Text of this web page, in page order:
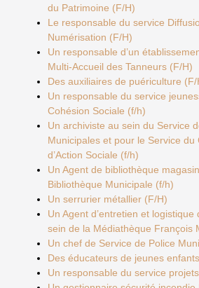
du Patrimoine (F/H)
Le responsable du service
Numérisation (F/H)
Un responsable d’un
Multi-Accueil des Tanneurs (F/H)
Des auxiliaires de puériculture (F/
Un responsable du service
Cohésion Sociale (f/h)
Un archiviste au sein du Service
Municipales et pour le Service du
d’Action Sociale (f/h)
Un Agent de bibliothèque
Bibliothèque Municipale (f/h)
Un serrurier métallier (F/H)
Un Agent d’entretien et
sein de la Médiathèque François
Un chef de Service de Police
Des éducateurs de jeunes
Un responsable du service